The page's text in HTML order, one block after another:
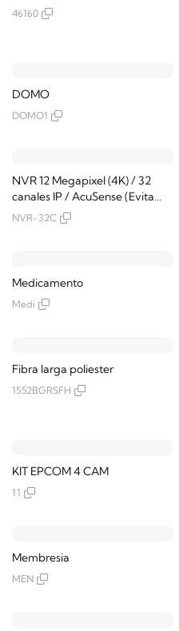
46160
DOMO
DOMO1
NVR 12 Megapixel (4K) / 32
canales IP / AcuSense (Evita
Falsas Alarmas) /
Reconocimiento Facial / 2
I/O
NVR-32C
Medicamento
Medi
Fibra larga poliester
1552BGRSFH
KIT EPCOM 4 CAM
11
Membresia
MEN